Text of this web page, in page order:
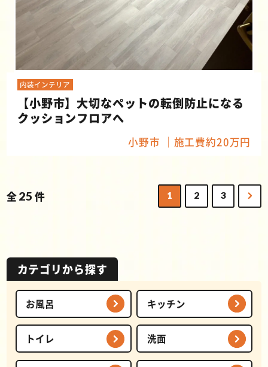
内装インテリア
【小野市】大切なペットの転倒防止になる
クッションフロアへ
小野市 施工費約20万円
全25 件 1 2 3
カテゴリから探す
お風呂 キッチン
トイレ 洗面